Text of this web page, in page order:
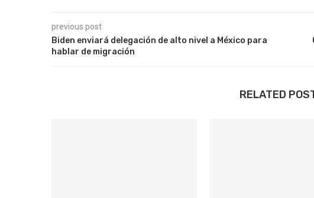
previous post
Biden enviará delegación de alto nivel a México para
hablar de migración
RELATED